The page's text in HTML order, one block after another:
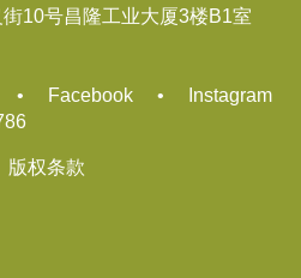
10号昌隆工业大厦3楼B1室
• Facebook •
Instagram
版权条款